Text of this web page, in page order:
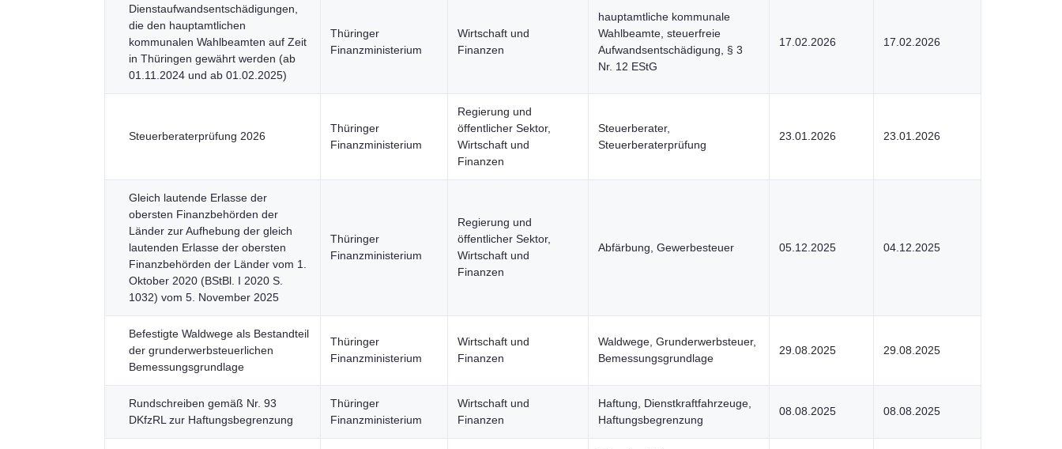
Dienstaufwandsentschädigungen,
die den hauptamtlichen
kommunalen Wahlbeamten auf Zeit
in Thüringen gewährt werden (ab
01.11.2024 und ab 01.02.2025)
Thüringer
Finanzministerium
Wirtschaft und
Finanzen
hauptamtliche kommunale
Wahlbeamte, steuerfreie
Aufwandsentschädigung, § 3
Nr. 12 EStG
17.02.2026 17.02.2026
Steuerberaterprüfung 2026
Thüringer
Finanzministerium
Regierung und
öffentlicher Sektor,
Wirtschaft und
Finanzen
Steuerberater,
Steuerberaterprüfung
23.01.2026 23.01.2026
Gleich lautende Erlasse der
obersten Finanzbehörden der
Länder zur Aufhebung der gleich
lautenden Erlasse der obersten
Finanzbehörden der Länder vom 1.
Oktober 2020 (BStBl. I 2020 S.
1032) vom 5. November 2025
Thüringer
Finanzministerium
Regierung und
öffentlicher Sektor,
Wirtschaft und
Finanzen
Abfärbung, Gewerbesteuer 05.12.2025 04.12.2025
Befestigte Waldwege als Bestandteil
der grunderwerbsteuerlichen
Bemessungsgrundlage
Thüringer
Finanzministerium
Wirtschaft und
Finanzen
Waldwege, Grunderwerbsteuer,
Bemessungsgrundlage
29.08.2025 29.08.2025
Rundschreiben gemäß Nr. 93
DKfzRL zur Haftungsbegrenzung
Thüringer
Finanzministerium
Wirtschaft und
Finanzen
Haftung, Dienstkraftfahrzeuge,
Haftungsbegrenzung
08.08.2025 08.08.2025